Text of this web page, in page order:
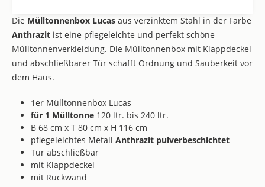
Die Mülltonnenbox Lucas aus verzinktem Stahl in der Farbe
Anthrazit ist eine pflegeleichte und perfekt schöne
Mülltonnenverkleidung. Die Mülltonnenbox mit Klappdeckel
und abschließbarer Tür schafft Ordnung und Sauberkeit vor
dem Haus.
1er Mülltonnenbox Lucas
für 1 Mülltonne 120 ltr. bis 240 ltr.
B 68 cm x T 80 cm x H 116 cm
pflegeleichtes Metall Anthrazit pulverbeschichtet
Tür abschließbar
mit Klappdeckel
mit Rückwand